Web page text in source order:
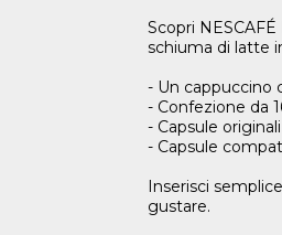
Scopri
schiuma di latte
- Un cappuccino
- Confezione da
- Capsule
- Capsule
Inserisci
gustare.